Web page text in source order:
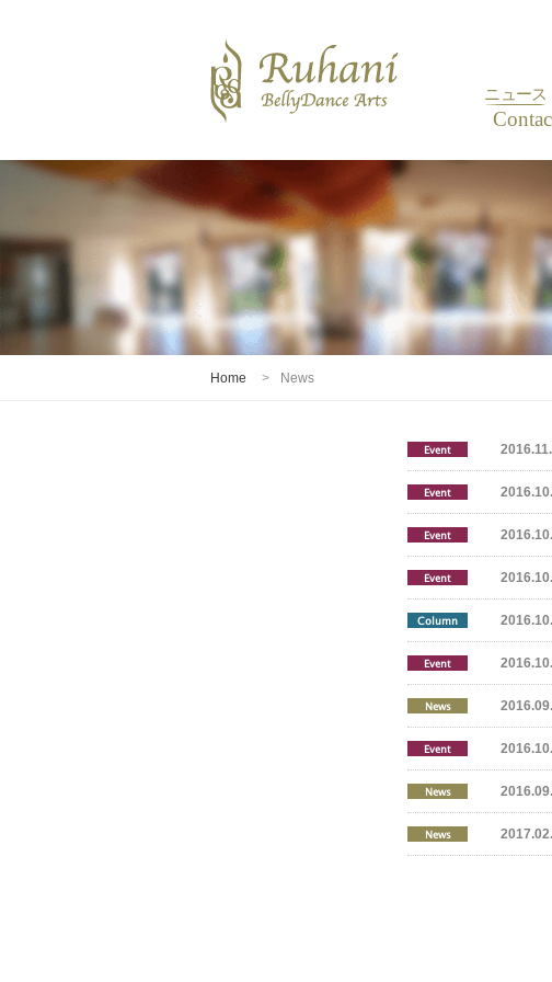
News
ニュース
Home News
Event
Event
Event
Event
Column
Event
News
Event
News
News